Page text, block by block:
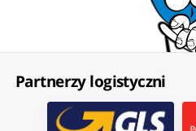
Partnerzy logistyczni